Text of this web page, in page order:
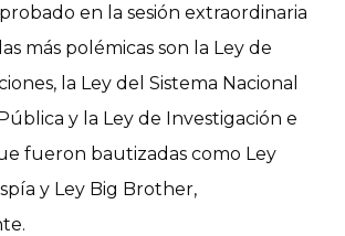
en la sesión extraordinaria
más polémicas son la Ley de
la Ley del Sistema Nacional
y la Ley de Investigación e
fueron bautizadas como Ley
y Ley Big Brother,